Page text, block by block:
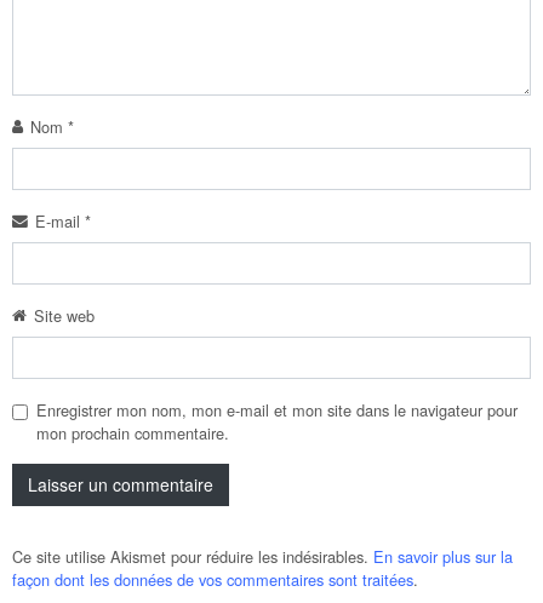
Nom *
E-mail *
Site web
Enregistrer mon nom, mon e-mail et mon site dans le navigateur pour
mon prochain commentaire.
Ce site utilise Akismet pour réduire les indésirables. En savoir plus sur la
façon dont les données de vos commentaires sont traitées.